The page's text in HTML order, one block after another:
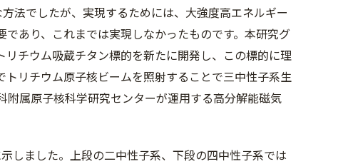
法でしたが、実現するためには、大強度高エネルギー
あり、これまでは実現しなかったものです。本研究グ
チウム吸蔵チタン標的を新たに開発し、この標的に理
リチウム原子核ビームを照射することで三中性子系生
属原子核科学研究センターが運用する高分解能磁気
しました。上段の二中性子系、下段の四中性子系では